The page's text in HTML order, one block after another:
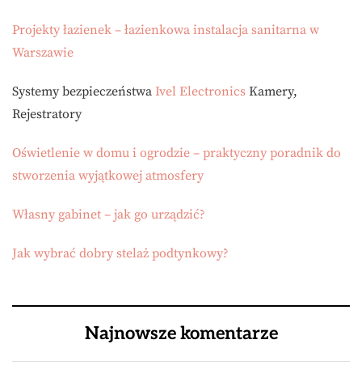
Projekty łazienek – łazienkowa instalacja sanitarna w
Warszawie
Systemy bezpieczeństwa Ivel Electronics Kamery,
Rejestratory
Oświetlenie w domu i ogrodzie – praktyczny poradnik do
stworzenia wyjątkowej atmosfery
Własny gabinet – jak go urządzić?
Jak wybrać dobry stelaż podtynkowy?
Najnowsze komentarze